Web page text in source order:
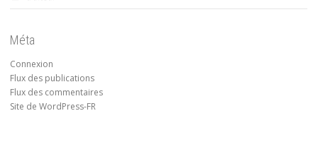
Méta
Connexion
Flux des publications
Flux des commentaires
Site de WordPress-FR